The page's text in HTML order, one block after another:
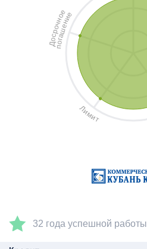
Л
имит
Д
о
с
р
о
ч
н
о
е
п
о
г
а
ш
е
н
и
е
32 года успешной работы